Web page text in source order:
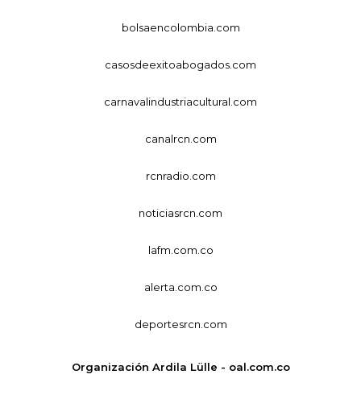
bolsaencolombia.com
casosdeexitoabogados.com
carnavalindustriacultural.com
canalrcn.com
rcnradio.com
noticiasrcn.com
lafm.com.co
alerta.com.co
deportesrcn.com
Organización Ardila Lülle - oal.com.co